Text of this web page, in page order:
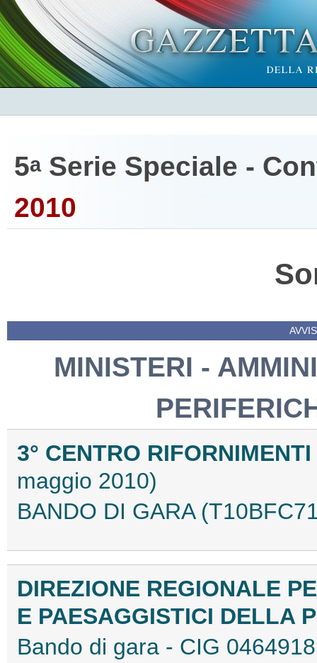
5aSerie Speciale -
2010
MINISTERI -
3° CENTRO
maggio 2010)
BANDO DI GARA
DIREZIONE REGIONALE
E PAESAGGISTICI DELLA
Bando di gara - CIG